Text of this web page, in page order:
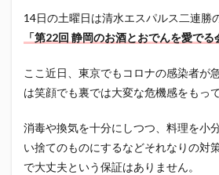
14日の土曜日は清水エスパルス二連勝
「第22回 静岡のお酒とおでんを愛でる
ここ近日、東京でもコロナの感染者が
は笑顔でも裏では大変な危機感をもっ
消毒や換気を十分にしつつ、料理を小
い捨てのものにするなどそれなりの対
で大丈夫という保証はありません。
ガンダム
キンミヤ クリア
サウナしきじ
サガン鳥栖
サ
ジェフユナイテッド市原・千葉
バリ勝男クン。
パルちゃん
ビックボンバーズ
ビッグボンバ